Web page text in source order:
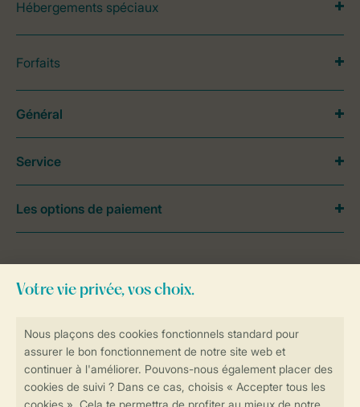
Hébergements spéciaux
Forfaits
contactez notreContact Center.
Général
Service
Les options de paiement